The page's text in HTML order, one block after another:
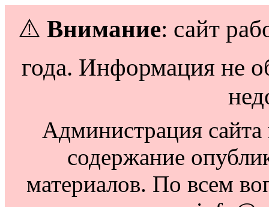
⚠️ Внимание: сайт
года. Информация не
Администрация сайта
содержание
материалов. По всем